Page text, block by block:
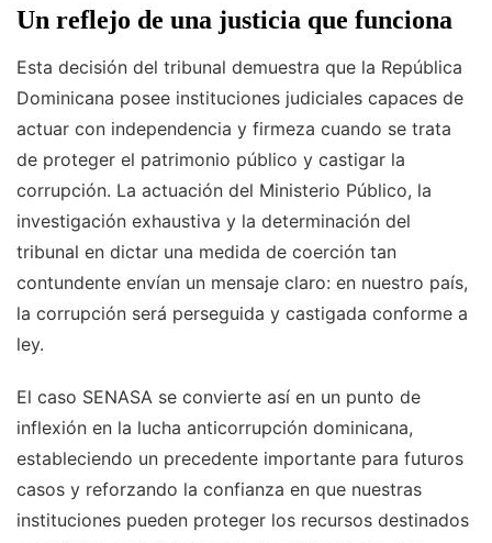
Un reflejo de una justicia que funciona
Esta decisión del tribunal demuestra que la República
Dominicana posee instituciones judiciales capaces de
actuar con independencia y firmeza cuando se trata
de proteger el patrimonio público y castigar la
corrupción. La actuación del Ministerio Público, la
investigación exhaustiva y la determinación del
tribunal en dictar una medida de coerción tan
contundente envían un mensaje claro: en nuestro país,
la corrupción será perseguida y castigada conforme a
ley.
El caso SENASA se convierte así en un punto de
inflexión en la lucha anticorrupción dominicana,
estableciendo un precedente importante para futuros
casos y reforzando la confianza en que nuestras
instituciones pueden proteger los recursos destinados